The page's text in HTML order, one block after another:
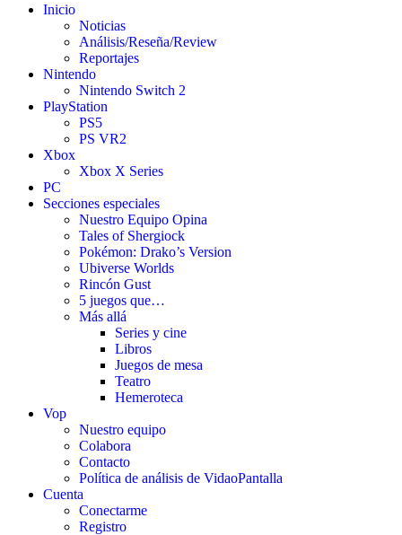
Inicio
Noticias
Análisis/Reseña/Review
Reportajes
Nintendo
Nintendo Switch 2
PlayStation
PS5
PS VR2
Xbox
Xbox X Series
PC
Secciones especiales
Nuestro Equipo Opina
Tales of Shergiock
Pokémon: Drako’s Version
Ubiverse Worlds
Rincón Gust
5 juegos que…
Más allá
Series y cine
Libros
Juegos de mesa
Teatro
Hemeroteca
Vop
Nuestro equipo
Colabora
Contacto
Política de análisis de VidaoPantalla
Cuenta
Conectarme
Registro